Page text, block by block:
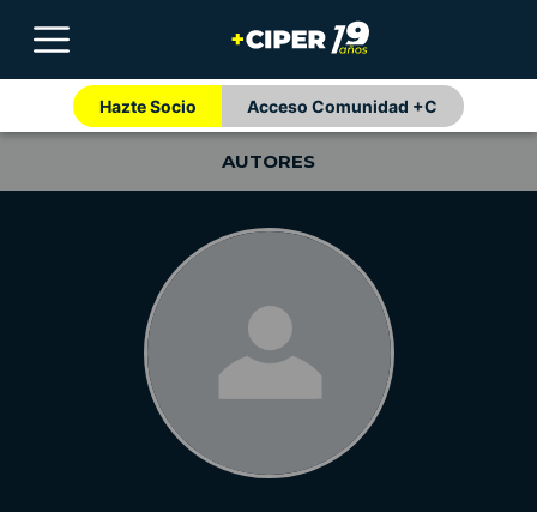
Hazte Socio Acceso Comunidad +C
AUTORES